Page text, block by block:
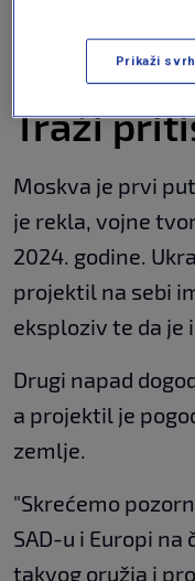
Traži
Moskva je prvi
je rekla, vojne
2024. godine.
projektil na sebi
eksploziv te da je
Drugi napad
a projektil je
zemlje.
"Skrećemo
SAD-u i Europi
takvog oružja i
Prikaži